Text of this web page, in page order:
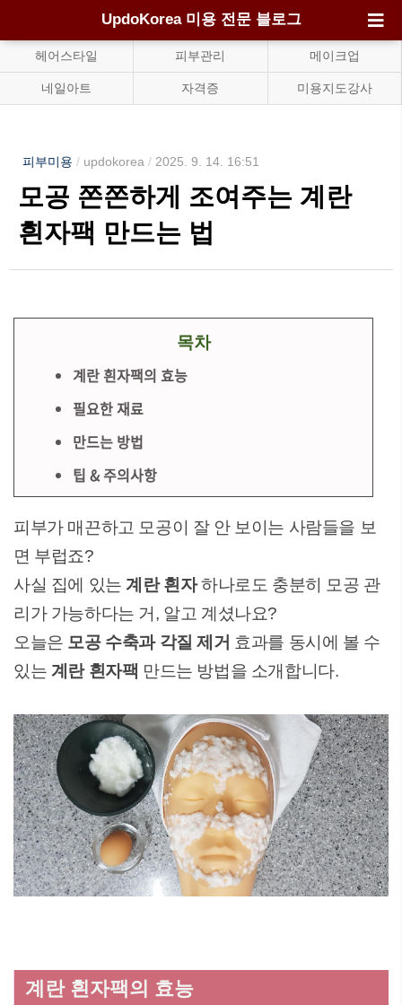
UpdoKorea 미용 전문 블로그
헤어스타일 피부관리 메이크업
네일아트 자격증 미용지도강사
피부미용 / updokorea / 2025. 9. 14. 16:51
모공 쫀쫀하게 조여주는 계란
흰자팩 만드는 법
목차
계란 흰자팩의 효능
필요한 재료
만드는 방법
팁 & 주의사항
피부가 매끈하고 모공이 잘 안 보이는 사람들을 보
면 부럽죠?
사실 집에 있는계란 흰자하나로도 충분히 모공 관
리가 가능하다는 거, 알고 계셨나요?
오늘은 모공 수축과 각질 제거 효과를 동시에 볼 수
있는 계란 흰자팩 만드는 방법을 소개합니다.
계란 흰자팩의 효능